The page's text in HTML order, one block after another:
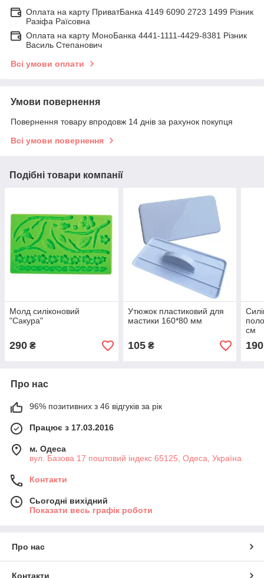
Оплата на карту ПриватБанка 4149 6090 2723 1499 Різник
Разіфа Раїсовна
Оплата на карту МоноБанка 4441-1111-4429-8381 Різник
Василь Степанович
Всі умови оплати
Умови повернення
Повернення товару впродовж 14 днів за рахунок покупця
Всі умови повернення
Подібні товари компанії
Молд силіконовий
"Сакура"
290 ₴
Утюжок пластиковий для
мастики 160*80 мм
105₴
см
190
Про нас
96% позитивних з 46 відгуків за рік
Працює з 17.03.2016
м. Одеса
вул. Базова 17 поштовий індекс 65125, Одеса, Україна
Контакти
Сьогодні вихідний
Показати весь графік роботи
Про нас
Контакти